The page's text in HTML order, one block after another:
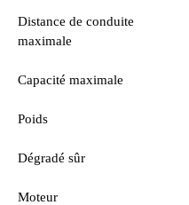
Distance de conduite
maximale
Capacité maximale
Poids
Dégradé sûr
Moteur